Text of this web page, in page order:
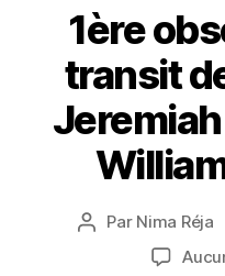
1ère
transit
Auteur
Par Nima Réja